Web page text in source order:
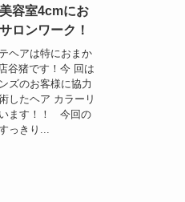
容室4cmにお
ロンワーク！
ヘアは特におまか
谷猪です！今 回は
ズのお客様に協力
したヘア カラーリ
ます！！ 今回の
っきり...